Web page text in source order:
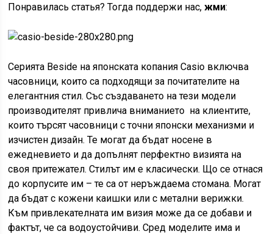
Понравилась статья? Тогда поддержи нас,жми:
Серията Beside на японската копания Casio включва
часовници, които са подходящи за почитателите на
елегантния стил. Със създаването на тези модели
производителят привлича вниманието на клиентите,
които търсят часовници с точни японски механизми и
изчистен дизайн. Те могат да бъдат носене в
ежедневието и да допълнят перфектно визията на
своя притежател. Стилът им е класически. Що се отнася
до корпусите им – те са от неръждаема стомана. Могат
да бъдат с кожени каишки или с метални верижки.
Към привлекателната им визия може да се добави и
фактът, че са водоустойчиви. Сред моделите има и